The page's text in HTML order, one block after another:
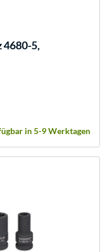
4680-5,
in 5-9 Werktagen